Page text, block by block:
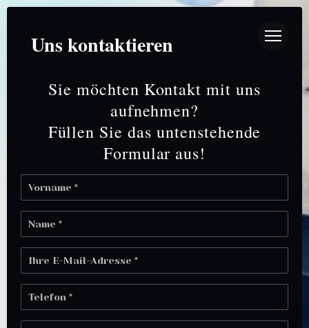
AU BISTRO
Uns kontaktieren
Sie möchten Kontakt mit uns
aufnehmen?
Füllen Sie das untenstehende
Formular aus!